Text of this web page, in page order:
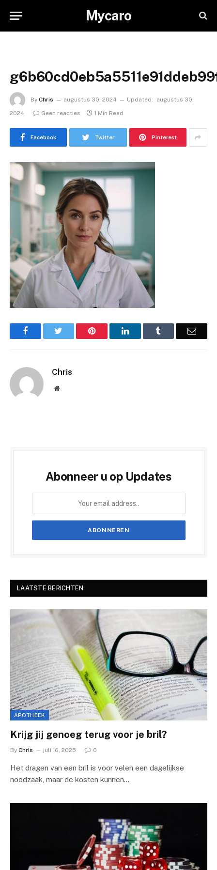
Mycaro
By Chris augustus 30, 2024 Updated:
augustus 30,
2024
Geen reacties 1 Min Read
Facebook Twitter Pinterest
Facebook Pinterest LinkedIn Email
Chris
Website
Abonneer u op Updates
LAATSTE BERICHTEN
APOTHEEK
Krijg jij genoeg terug voor je bril?
By Chris juli 16, 2025 0
Het dragen van een bril is voor velen een dagelijkse
noodzaak, maar de kosten kunnen…